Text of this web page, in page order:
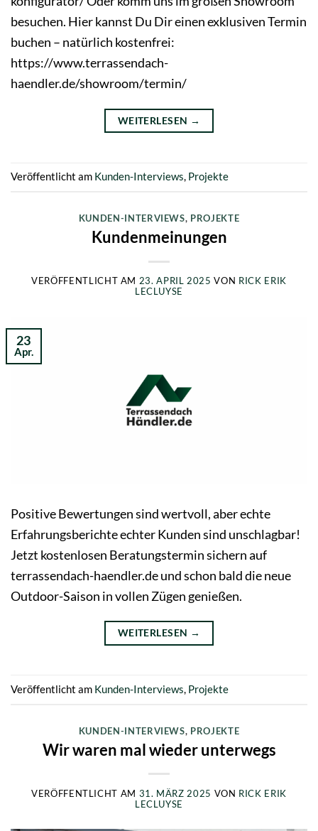
besuchen. Hier kannst Du Dir einen exklusiven Termin
buchen – natürlich kostenfrei:
https://www.terrassendach-
haendler.de/showroom/termin/
WEITERLESEN →
Veröffentlicht am Kunden-Interviews, Projekte
KUNDEN-INTERVIEWS, PROJEKTE
Kundenmeinungen
VERÖFFENTLICHT AM 23. APRIL 2025 VON RICK ERIK
LECLUYSE
23
Apr.
Positive Bewertungen sind wertvoll, aber echte
Erfahrungsberichte echter Kunden sind unschlagbar!
Jetzt kostenlosen Beratungstermin sichern auf
terrassendach-haendler.de und schon bald die neue
Outdoor-Saison in vollen Zügen genießen.
WEITERLESEN →
Veröffentlicht am Kunden-Interviews, Projekte
KUNDEN-INTERVIEWS, PROJEKTE
Wir waren mal wieder unterwegs
VERÖFFENTLICHT AM 31. MÄRZ 2025 VON RICK ERIK
LECLUYSE